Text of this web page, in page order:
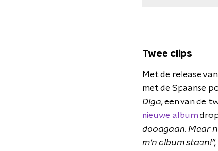
Twee clips
Met de release
met de Spaanse
Diga, een van de
nieuwe album
doodgaan. Maar
m'n album staan!",